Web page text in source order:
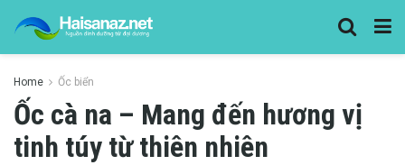
Home Ốc biển
Ốc cà na – Mang đến hương vị
tinh túy từ thiên nhiên